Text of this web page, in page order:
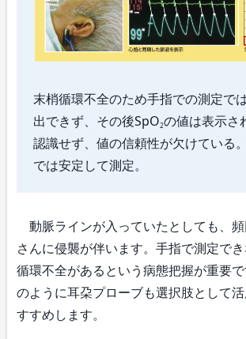
末梢循環不全のため手指での測定で
出できず、その後SpO2の値は表示さ
認識せず、値の信頼性が欠けている
では安定して測定。
動脈ラインが入っていたとしても、
さんに侵襲が伴います。手指で測定で
循環不全があるという病態把握が重要
のように耳朶プローブも選択肢として
すすめします。